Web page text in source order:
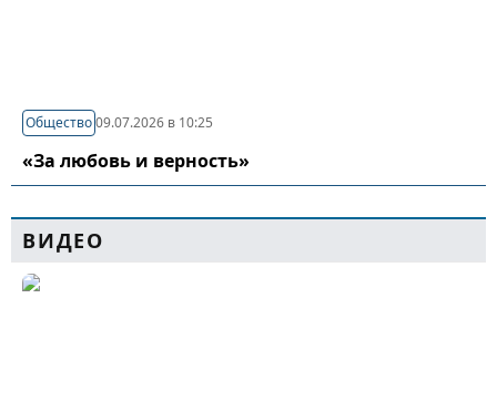
Общество09.07.2026 в 10:25
«За любовь и верность»
ВИДЕО